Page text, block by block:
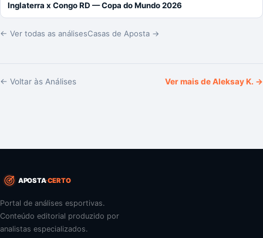
Inglaterra x Congo RD — Copa do Mundo 2026
← Ver todas as análisesCasas de Aposta →
← Voltar às Análises Ver mais deAleksay K. →
APOSTACERTO
Portal de análises esportivas.
Conteúdo editorial produzido por
analistas especializados.